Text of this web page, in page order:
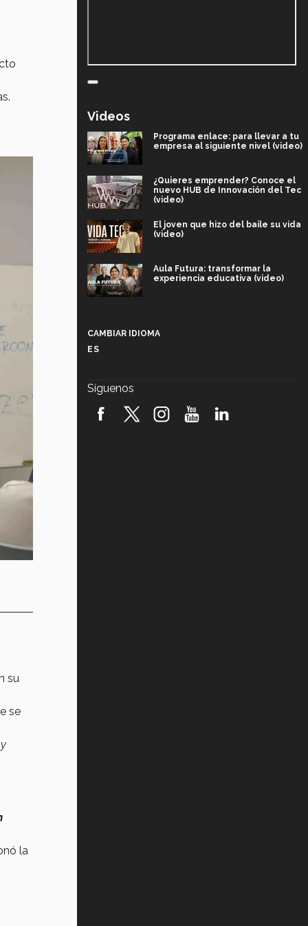
su
se
y
la
Videos
Programa enlace: para llevar a tu
empresa al siguiente nivel (video)
¿Quieres emprender? Conoce el
nuevo HUB de Innovación del Tec
(video)
El joven que hizo del baile su vida
(video)
Aula Futura: transformar la
experiencia educativa (video)
robótica FIRST 2026! (video)
CAMBIAR IDIOMA
ES
Síguenos